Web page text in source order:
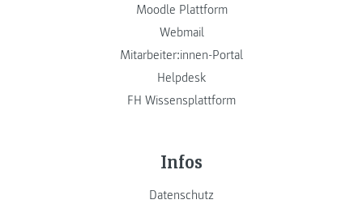
Moodle Plattform
Webmail
Mitarbeiter:innen-Portal
Helpdesk
FH Wissensplattform
Infos
Datenschutz